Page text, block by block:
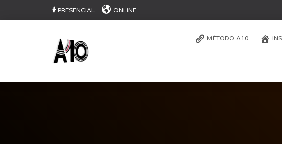
PRESENCIAL ONLINE
MÉTODO A10